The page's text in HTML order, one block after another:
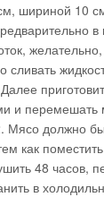
шириной 10
сливать
и перемешать
должно
как
48 часов,
в